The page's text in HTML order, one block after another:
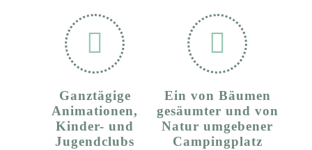
Ganztägige
Animationen,
Kinder- und
Jugendclubs
Ein von Bäumen
gesäumter und von
Natur umgebener
Campingplatz